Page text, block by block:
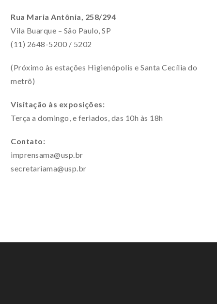
Rua Maria Antônia, 258/294
Vila Buarque – São Paulo, SP
(11) 2648-5200 / 5202
(Próximo às estações Higienópolis e Santa Cecília do
metrô)
Visitação às exposições:
Terça a domingo, e feriados, das 10h às 18h
Contato:
imprensama@usp.br
secretariama@usp.br